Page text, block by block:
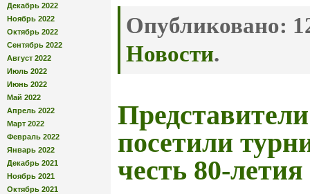
Декабрь 2022
Ноябрь 2022
Октябрь 2022
Сентябрь 2022
Август 2022
Июль 2022
Июнь 2022
Май 2022
Апрель 2022
Март 2022
Февраль 2022
Январь 2022
Декабрь 2021
Ноябрь 2021
Октябрь 2021
Опубликовано:
Новости.
посетили
честь 80-